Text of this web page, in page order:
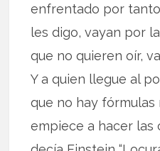
enfrentado por
les digo, vayan por
que no quieren oír,
Y a quien llegue al
que no hay fórmulas
empiece a hacer las